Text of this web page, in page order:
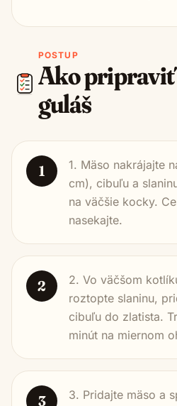
POSTUP
Ako pripraviť
guláš
1
1. Mäso nakrájajte
cm), cibuľu a
na väčšie kocky.
nasekajte.
2
2. Vo väčšom
roztopte slaninu,
cibuľu do zlatista.
minút na miernom
3
3. Pridajte mäso a